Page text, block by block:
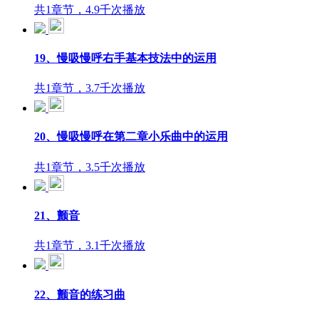
共1章节，4.9千次播放
19、慢吸慢呼右手基本技法中的运用
共1章节，3.7千次播放
20、慢吸慢呼在第二章小乐曲中的运用
共1章节，3.5千次播放
21、颤音
共1章节，3.1千次播放
22、颤音的练习曲